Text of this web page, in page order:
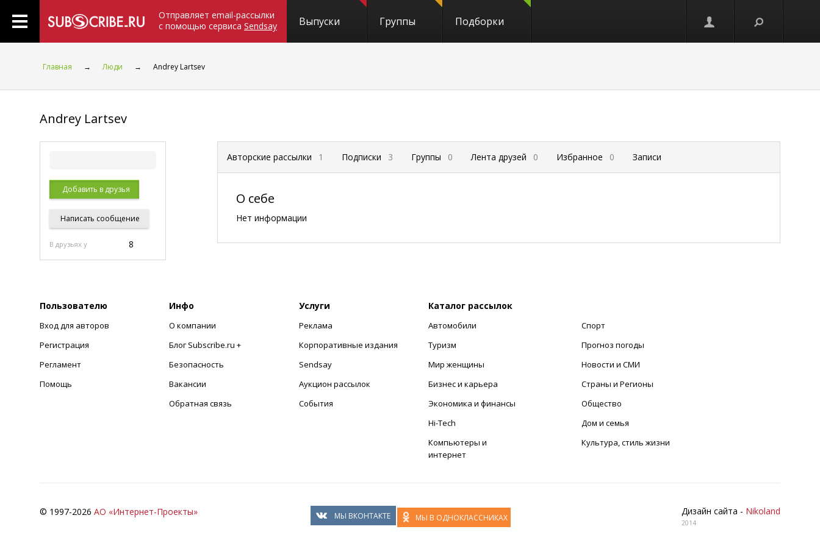
Отправляет email-рассылки
с помощью сервиса Sendsay Выпуски Группы Подборки
Главная → Люди → Andrey Lartsev
Andrey Lartsev
Добавить в друзья
Написать сообщение
В друзьях у 8
Авторские рассылки 1 Подписки 3 Группы 0 Лента друзей 0 Избранное 0 Записи
О себе
Нет информации
Пользователю
Вход для авторов
Регистрация
Регламент
Помощь
Инфо
О компании
Блог Subscribe.ru +
Безопасность
Вакансии
Обратная связь
Услуги
Реклама
Корпоративные издания
Sendsay
Аукцион рассылок
События
Каталог рассылок
Автомобили
Туризм
Мир женщины
Бизнес и карьера
Экономика и финансы
Hi-Tech
Компьютеры и
интернет
Спорт
Прогноз погоды
Новости и СМИ
Страны и Регионы
Общество
Дом и семья
Культура, стиль жизни
© 1997-2026 АО «Интернет-Проекты» Дизайн сайта - Nikoland
2014
МЫ ВКОНТАКТЕ МЫ В ОДНОКЛАССНИКАХ